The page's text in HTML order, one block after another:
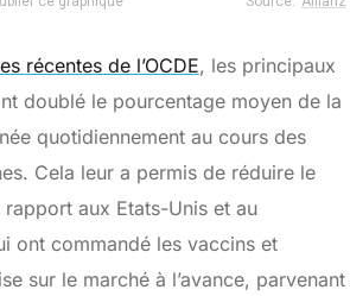
récentes de l’OCDE, les principaux
doublé le pourcentage moyen de la
quotidiennement au cours des
Cela leur a permis de réduire le
aux Etats-Unis et au
ont commandé les vaccins et
sur le marché à l’avance, parvenant